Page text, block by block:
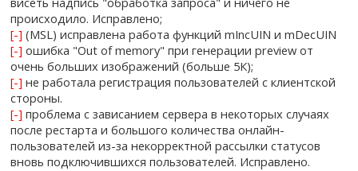
происходило. Исправлено;
[-] (MSL) исправлена работа функций mIncUIN и mDecUIN
[-] ошибка "Out of memory" при генерации preview от
очень больших изображений (больше 5К);
[-] не работала регистрация пользователей с клиентской
стороны.
[-] проблема с зависанием сервера в некоторых случаях
после рестарта и большого количества онлайн-
пользователей из-за некорректной рассылки статусов
вновь подключившихся пользователей. Исправлено.